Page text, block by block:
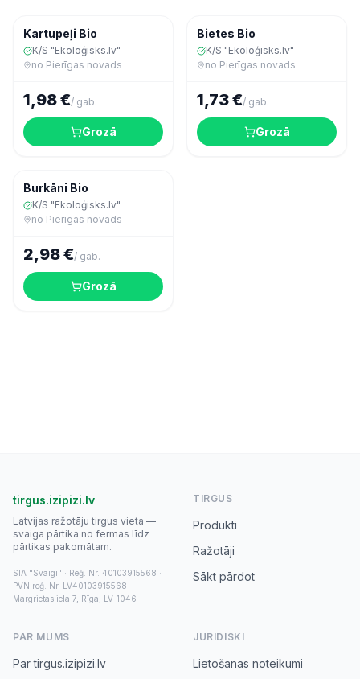
Kartupeļi Bio
K/S "Ekoloģisks.lv"
no Pierīgas novads
1,98 €/ gab.
Grozā
Bietes Bio
K/S "Ekoloģisks.lv"
no Pierīgas novads
1,73 €/ gab.
Grozā
Burkāni Bio
K/S "Ekoloģisks.lv"
no Pierīgas novads
2,98 €/ gab.
Grozā
tirgus.izipizi.lv
Latvijas ražotāju tirgus vieta —
svaiga pārtika no fermas līdz
pārtikas pakomātam.
SIA "Svaigi" · Reģ. Nr. 40103915568 ·
PVN reģ. Nr. LV40103915568 ·
Margrietas iela 7, Rīga, LV-1046
TIRGUS
Produkti
Ražotāji
Sākt pārdot
PAR MUMS
Par tirgus.izipizi.lv
JURIDISKI
Lietošanas noteikumi